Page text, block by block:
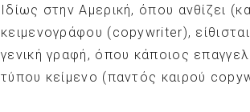
Ιδίως στην Αμερική, όπου ανθίζει
κειμενογράφου (copywriter),
γενική γραφή, όπου κάποιος
τύπου κείμενο (παντός καιρού